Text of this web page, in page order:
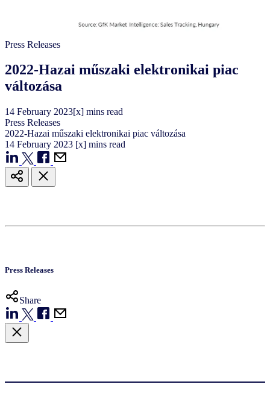
Press Releases
2022-Hazai műszaki elektronikai piac
változása
14 February 2023[x] mins read
Press Releases
2022-Hazai műszaki elektronikai piac változása
14 February 2023 [x] mins read
Press Releases
Share